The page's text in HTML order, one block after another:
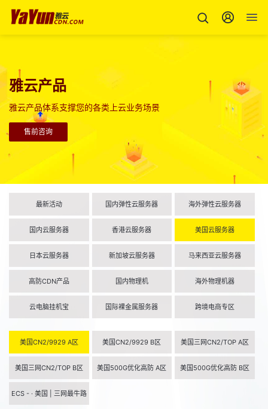
雅云产品
雅云产品体系支撑您的各类上云业务场景
售前咨询
最新活动 国内弹性云服务器 海外弹性云服务器
国内云服务器 香港云服务器 美国云服务器
日本云服务器 新加坡云服务器 马来西亚云服务器
高防CDN产品 国内物理机 海外物理机器
云电脑挂机宝 国际裸金属服务器 跨境电商专区
美国CN2/9929 A区 美国CN2/9929 B区 美国三网CN2/TOP A区
美国三网CN2/TOP B区 美国500G优化高防 A区 美国500G优化高防 B区
ECS - · 美国 | 三网最牛路